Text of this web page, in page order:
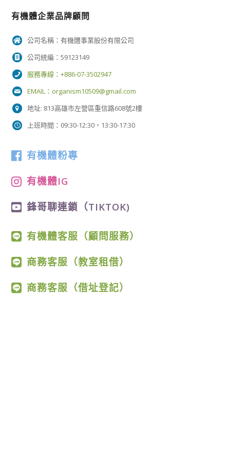
有機體企業品牌顧問
公司名稱：有機體事業股份有限公司
公司統編：59123149
服務專線：+886-07-3502947
EMAIL： organism10509@gmail.com
地址: 813高雄市左營區重信路608號2樓
上班時間：09:30-12:30，13:30-17:30
有機體粉專
有機體IG
鋒哥聊連鎖（TIKTOK)
有機體客服（顧問服務）
商務客服（教室租借）
商務客服（借址登記）